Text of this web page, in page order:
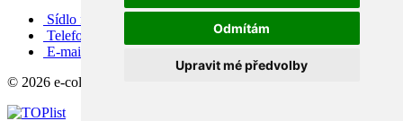
Odmítám
Upravit mé předvolby
Sídlo firmy: Boženy Němcové 739/1, Svitavy 568 02, CZ
Telefon: +420 608 449 590
E-mail: info@e-color.cz
© 2026 e-color.cz